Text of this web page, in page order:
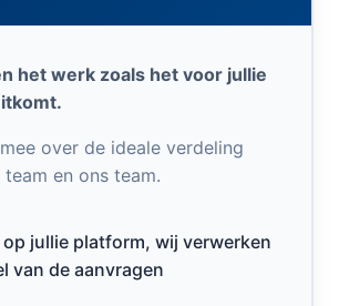
het werk zoals het voor jullie
over de ideale verdeling
en ons team.
jullie platform, wij verwerken
van de aanvragen